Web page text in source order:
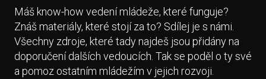
Máš know-how vedení mládeže, které funguje?
Znáš materiály, které stojí za to? Sdílej je s námi.
Všechny zdroje, které tady najdeš jsou přidány na
doporučení dalších vedoucích. Tak se poděl o ty své
a pomoz ostatním mládežím v jejich rozvoji.